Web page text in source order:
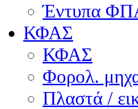
Έντυπα
ΚΦΑΣ
ΚΦΑΣ
Φορολ.
Πλαστά /